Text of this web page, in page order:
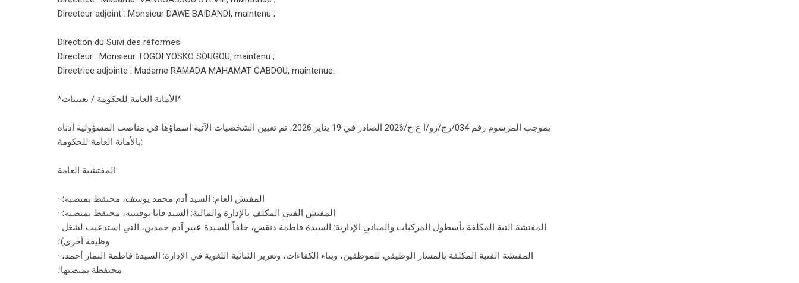
Directeur adjoint : Monsieur DAWE BAIDANDI, maintenu ;
Direction du Suivi des réformes
Directeur : Monsieur TOGOÏ YOSKO SOUGOU, maintenu ;
Directrice adjointe : Madame RAMADA MAHAMAT GABDOU, maintenue.
*الأمانة العامة للحكومة / تعيينات*
بموجب المرسوم رقم 034/رج/رو/أ ع ح/2026 الصادر في 19 يناير 2026، تم تعيين الشخصيات الآتية أسماؤها في مناصب المسؤولية أدناه
بالأمانة العامة للحكومة:
المفتشية العامة:
· المفتش العام: السيد أدم محمد يوسف، محتفظ بمنصبه؛
· المفتش الفني المكلف بالإدارة والمالية: السيد فابا بوفينيه، محتفظ بمنصبه؛
· المفتشة التية المكلفة بأسطول المركبات والمباني الإدارية: السيدة فاطمة دنقس، خلفاً للسيدة عبير آدم حمدين، التي استدعيت لشغل
وظيفة أخرى)؛
· المفتشة الفنية المكلفة بالمسار الوظيفي للموظفين، وبناء الكفاءات، وتعزيز الثنائية اللغوية في الإدارة: السيدة فاطمة التمار أحمد،
محتفظة بمنصبها؛